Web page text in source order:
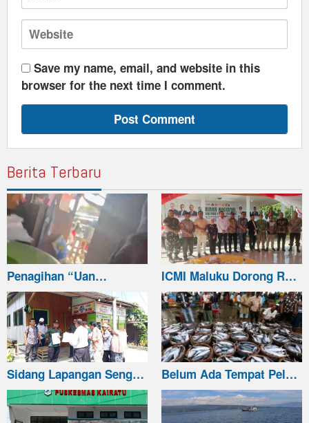
Save my name, email, and website in this
browser for the next time I comment.
Berita Terbaru
Penagihan “Uan… ICMI Maluku Dorong R…
Sidang Lapangan Seng… Belum Ada Tempat Pel…